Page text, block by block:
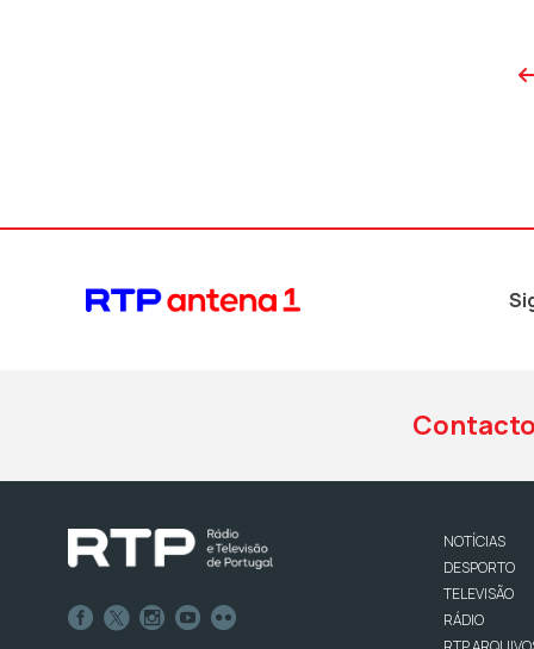
NOTÍCIAS
DESPORTO
TELEVISÃO
RÁDIO